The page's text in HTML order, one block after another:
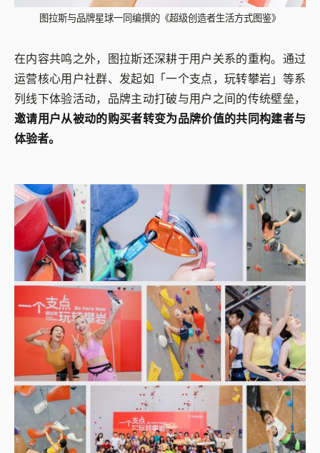
图拉斯与品牌星球一同编撰的《超级创造者生活方式图鉴》
在内容共鸣之外，图拉斯还深耕于用户关系的重构。通过
运营核心用户社群、发起如「一个支点，玩转攀岩」等系
列线下体验活动，品牌主动打破与用户之间的传统壁垒，
邀请用户从被动的购买者转变为品牌价值的共同构建者与
体验者。